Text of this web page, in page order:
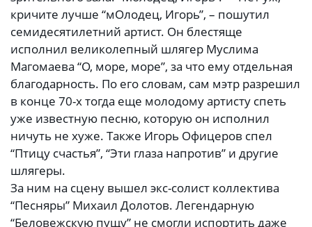
кричите лучше “мОлодец, Игорь”, – пошутил
семидесятилетний артист. Он блестяще
исполнил великолепный шлягер Муслима
Магомаева “О, море, море”, за что ему отдельная
благодарность. По его словам, сам мэтр разрешил
в конце 70-х тогда еще молодому артисту спеть
уже известную песню, которую он исполнил
ничуть не хуже. Также Игорь Офицеров спел
“Птицу счастья”, “Эти глаза напротив” и другие
шлягеры.
За ним на сцену вышел экс-солист коллектива
“Песняры” Михаил Долотов. Легендарную
“Беловежскую пущу” не смогли испортить даже